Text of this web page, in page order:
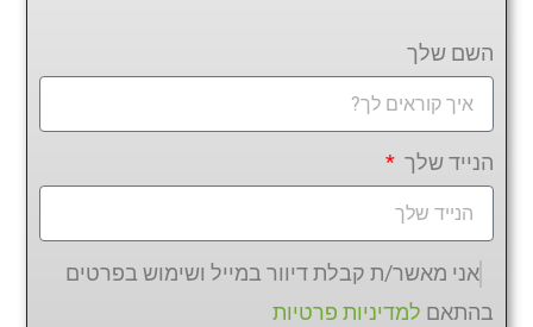
השם שלך
הנייד שלך
אני מאשר/ת קבלת דיוור במייל ושימוש בפרטים
בהתאם למדיניות פרטיות